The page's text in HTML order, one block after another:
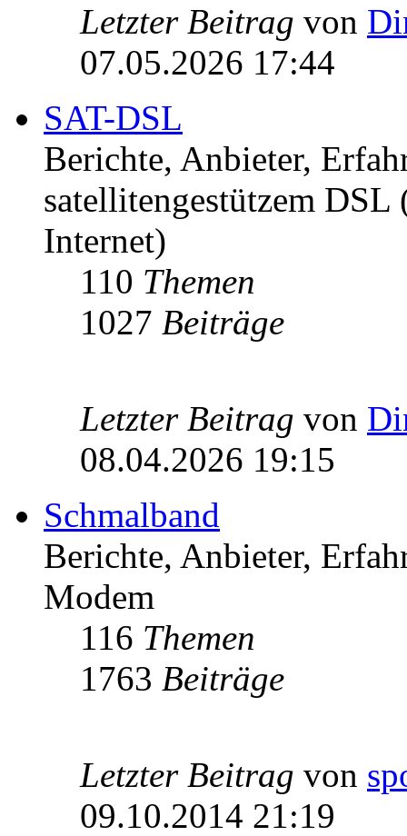
Letzter Beitrag von
07.05.2026 17:44
SAT-DSL
Berichte, Anbieter,
satellitengestützem
Internet)
110 Themen
1027 Beiträge
Letzter Beitrag von
08.04.2026 19:15
Schmalband
Berichte, Anbieter,
Modem
116 Themen
1763 Beiträge
Letzter Beitrag von
09.10.2014 21:19